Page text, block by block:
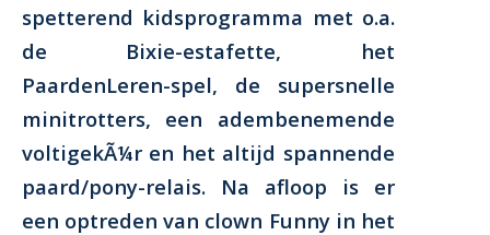
spetterend kidsprogramma met o.a.
de Bixie-estafette, het
PaardenLeren-spel, de supersnelle
minitrotters, een adembenemende
voltigekÃ¼r en het altijd spannende
paard/pony-relais. Na afloop is er
een optreden van clown Funny in het